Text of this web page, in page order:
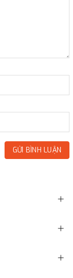
GỬI BÌNH LUẬN